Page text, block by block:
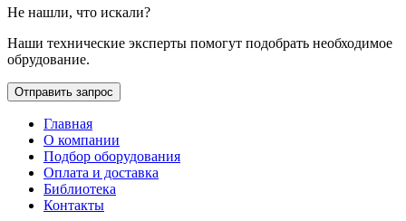
Не нашли, что искали?
Наши технические эксперты помогут подобрать необходимое
обрудование.
Отправить запрос
Главная
О компании
Подбор оборудования
Оплата и доставка
Библиотека
Контакты